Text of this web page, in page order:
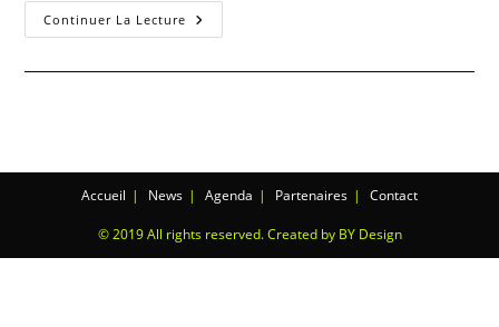
Continuer La Lecture
Accueil News Agenda Partenaires Contact
© 2019 All rights reserved. Created by BY Design